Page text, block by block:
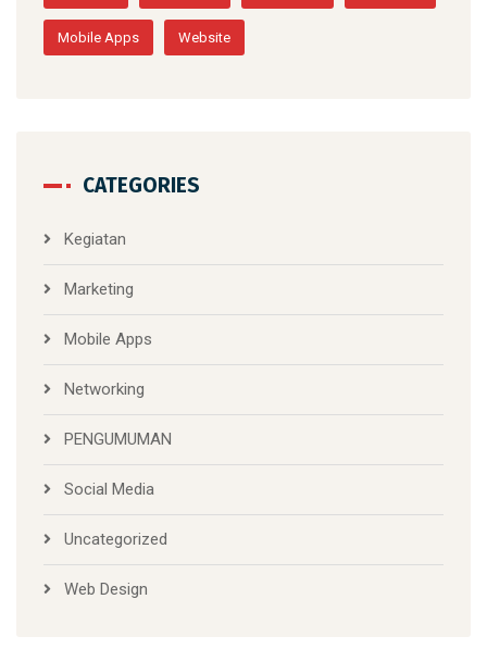
Mobile Apps Website
CATEGORIES
Kegiatan
Marketing
Mobile Apps
Networking
PENGUMUMAN
Social Media
Uncategorized
Web Design